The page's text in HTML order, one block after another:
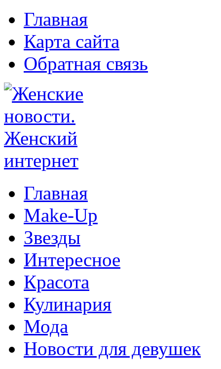
Главная
Карта сайта
Обратная связь
Главная
Make-Up
Звезды
Интересное
Красота
Кулинария
Мода
Новости для девушек